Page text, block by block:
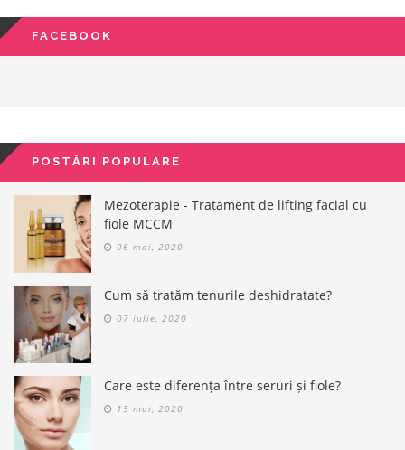
FACEBOOK
POSTĂRI POPULARE
Mezoterapie - Tratament de lifting facial cu
fiole MCCM
06 mai, 2020
Cum să tratăm tenurile deshidratate?
07 iulie, 2020
Care este diferența între seruri și fiole?
15 mai, 2020